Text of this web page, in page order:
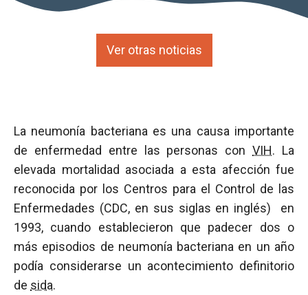
Ver otras noticias
La neumonía bacteriana es una causa importante
de enfermedad entre las personas conVIH. La
elevada mortalidad asociada a esta afección fue
reconocida por los Centros para el Control de las
Enfermedades (CDC, en sus siglas en inglés) en
1993, cuando establecieron que padecer dos o
más episodios de neumonía bacteriana en un año
podía considerarse un acontecimiento definitorio
de sida.